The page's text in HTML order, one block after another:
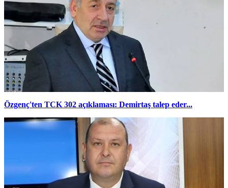
Özgenç'ten TCK 302 açıklaması: Demirtaş talep eder...